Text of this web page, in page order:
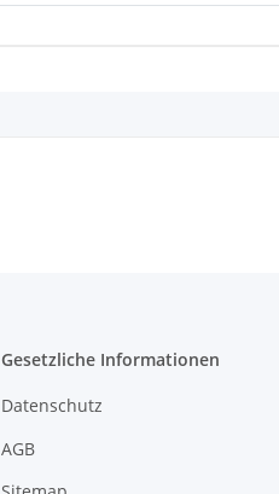
Gesetzliche Informationen
Datenschutz
AGB